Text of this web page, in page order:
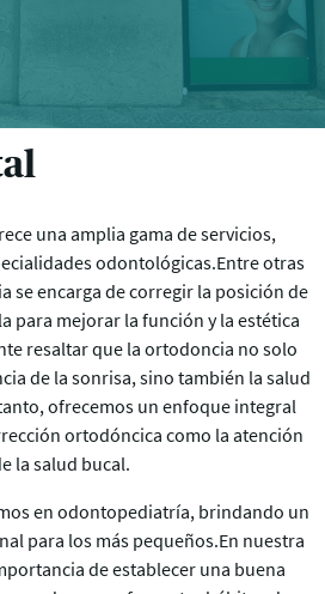
una amplia gama de servicios,
odontológicas.Entre otras
se encarga de corregir la posición de
para mejorar la función y la estética
resaltar que la ortodoncia no solo
de la sonrisa, sino también la salud
ofrecemos un enfoque integral
ortodóncica como la atención
la salud bucal.
en odontopediatría, brindando un
para los más pequeños.En nuestra
de establecer una buena